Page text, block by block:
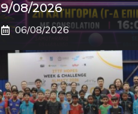
9/08/2026
06/08/2026